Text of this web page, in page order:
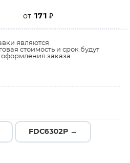
от 171 ₽
являются
стоимость и срок будут
заказа.
FDC6302P →